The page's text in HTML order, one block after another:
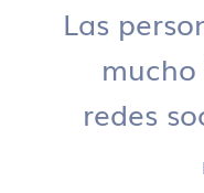
Las
redes